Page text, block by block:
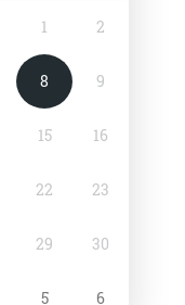
1 2
8 9
15 16
22 23
29 30
5 6